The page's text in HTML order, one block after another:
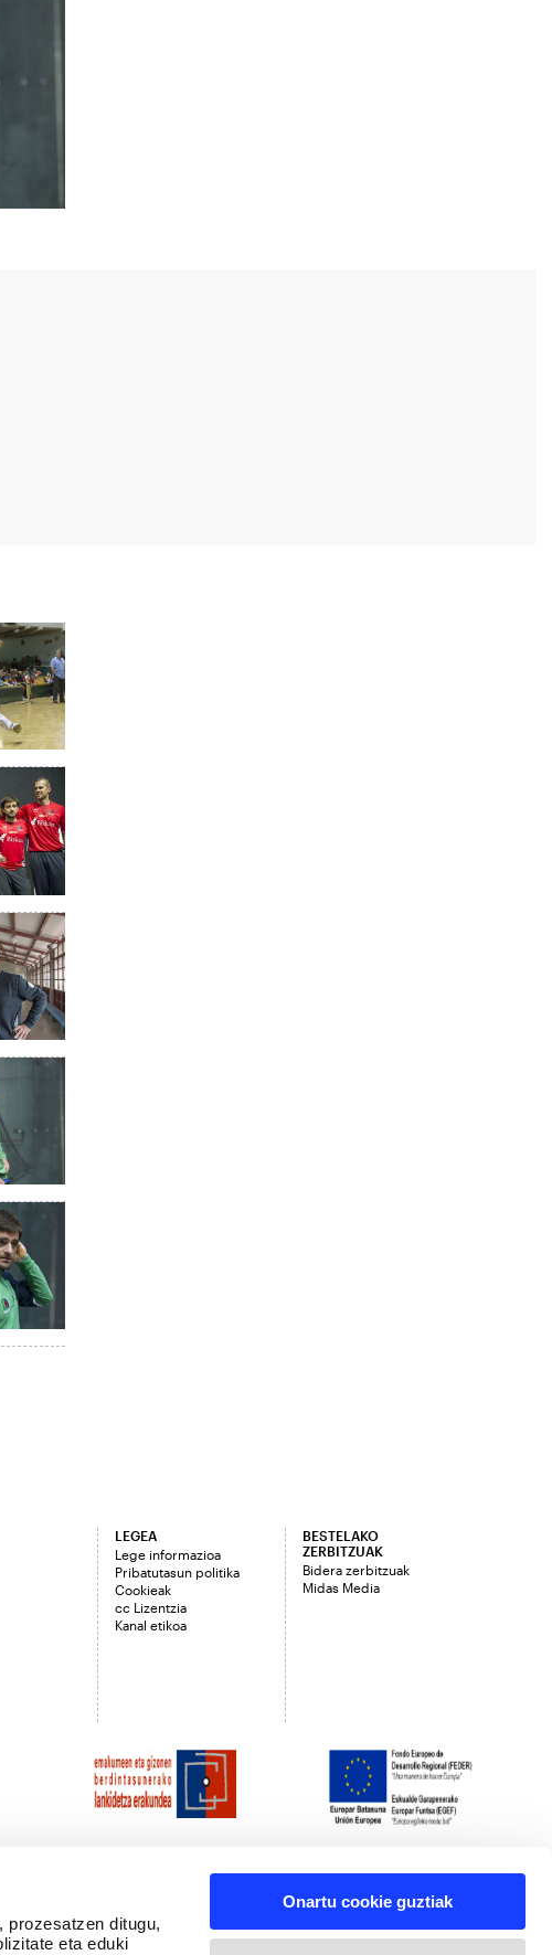
prozesatzen ditugu,
eta eduki
Onartu cookie guztiak
LEGEA
Lege informazioa
Pribatutasun politika
Cookieak
cc Lizentzia
Kanal etikoa
BESTELAKO
ZERBITZUAK
Bidera zerbitzuak
Midas Media